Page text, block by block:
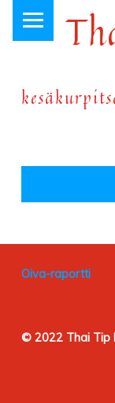
SIDEBAR
FOOTER SIDEBAR
Oiva-raportti
© 2022 Thai Tip